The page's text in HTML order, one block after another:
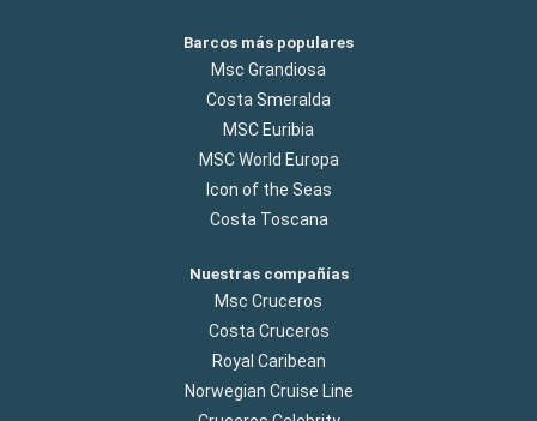
Barcos más populares
Msc Grandiosa
Costa Smeralda
MSC Euribia
MSC World Europa
Icon of the Seas
Costa Toscana
Nuestras compañías
Msc Cruceros
Costa Cruceros
Royal Caribean
Norwegian Cruise Line